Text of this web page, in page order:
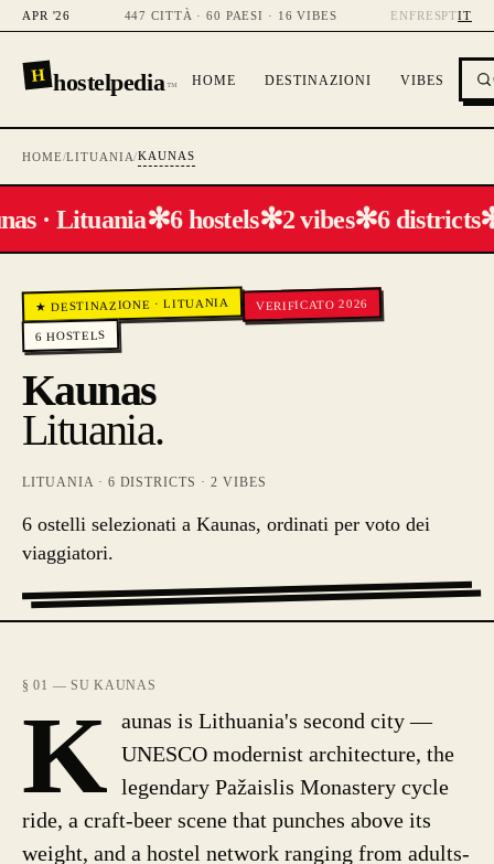
APR '26 447 CITTÀ · 60 PAESI · 16 VIBES EN FR ESPTIT
H hostelpedia™ HOME DESTINAZIONI VIBES
HOME/LITUANIA/KAUNAS
· Lituania✻6 hostels✻2 vibes✻6 districts
★ DESTINAZIONE ·LITUANIA VERIFICATO 2026
6 HOSTELS
Kaunas
Lituania.
LITUANIA· 6 DISTRICTS ·2 VIBES
6 ostelli selezionati a Kaunas, ordinati per voto dei
viaggiatori.
§ 01 — SU KAUNAS
K aunas is Lithuania's second city —
UNESCO modernist architecture, the
legendary Pažaislis Monastery cycle
ride, a craft-beer scene that punches above its
weight, and a hostel network ranging from adults-